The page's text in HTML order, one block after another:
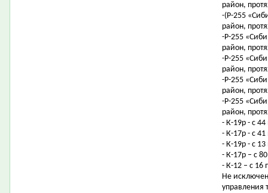
район,
-(Р-255
район,
-Р-255
район,
-Р-255
район,
-Р-255
район,
-Р-255
район,
- К-19р - с
- К-17р - с
- К-19р - с
- К-17р – с
- К-12 – с 16
Не
управления